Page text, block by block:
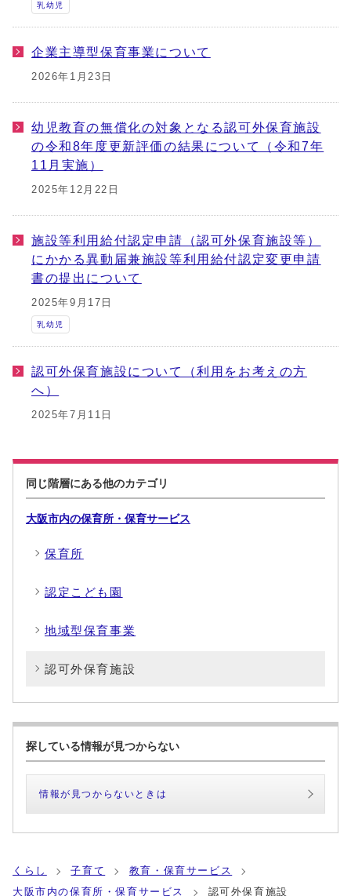
乳幼児
企業主導型保育事業について
2026年1月23日
幼児教育の無償化の対象となる認可外保育施設
の令和8年度更新評価の結果について（令和7年
11月実施）
2025年12月22日
施設等利用給付認定申請（認可外保育施設等）
にかかる異動届兼施設等利用給付認定変更申請
書の提出について
2025年9月17日
乳幼児
認可外保育施設について（利用をお考えの方
へ）
2025年7月11日
同じ階層にある他のカテゴリ
大阪市内の保育所・保育サービス
保育所
認定こども園
地域型保育事業
認可外保育施設
探している情報が見つからない
情報が見つからないときは
くらし 子育て
教育・保育サービス
大阪市内の保育所・保育サービス
認可外保育施設